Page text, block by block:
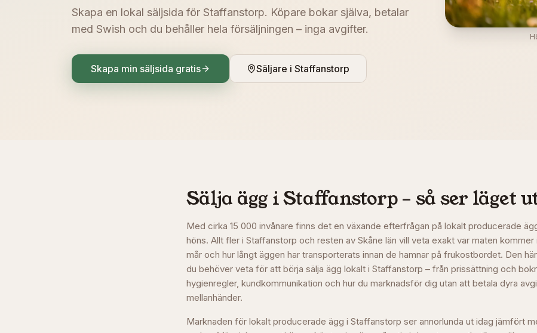
Skapa en lokal säljsida för Staffanstorp. Köpare bokar själva, betalar
med Swish och du behåller hela försäljningen – inga avgifter.
Skapa min säljsida gratis Säljare i Staffanstorp
Sälja ägg iStaffanstorp– så ser läget
Med cirka 15 000 invånare finns det en växande efterfrågan på lokalt producerade
höns. Allt fler i Staffanstorp och resten av Skåne län vill veta exakt var maten kommer
mår och hur långt äggen har transporterats innan de hamnar på frukostbordet. Den
du behöver veta för att börja sälja ägg lokalt i Staffanstorp – från prissättning och
hygienregler, kundkommunikation och hur du marknadsför dig utan att betala dyra
mellanhänder.
Marknaden för lokalt producerade ägg i Staffanstorp ser annorlunda ut idag jämfört